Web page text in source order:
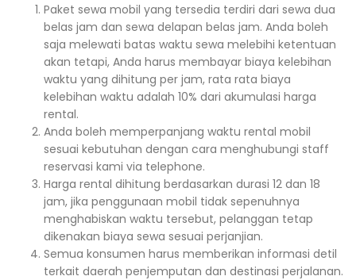
Paket sewa mobil yang tersedia terdiri dari sewa dua
belas jam dan sewa delapan belas jam. Anda boleh
saja melewati batas waktu sewa melebihi ketentuan
akan tetapi, Anda harus membayar biaya kelebihan
waktu yang dihitung per jam, rata rata biaya
kelebihan waktu adalah 10% dari akumulasi harga
rental.
Anda boleh memperpanjang waktu rental mobil
sesuai kebutuhan dengan cara menghubungi staff
reservasi kami via telephone.
Harga rental dihitung berdasarkan durasi 12 dan 18
jam, jika penggunaan mobil tidak sepenuhnya
menghabiskan waktu tersebut, pelanggan tetap
dikenakan biaya sewa sesuai perjanjian.
Semua konsumen harus memberikan informasi detil
terkait daerah penjemputan dan destinasi perjalanan.